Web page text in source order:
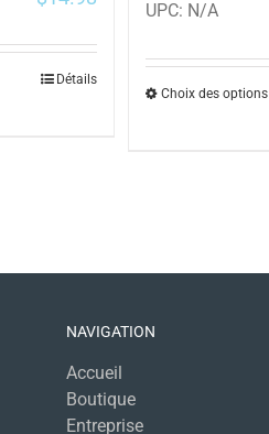
Détails
UPC: N/A
Choix des options
NAVIGATION
Accueil
Boutique
Entreprise